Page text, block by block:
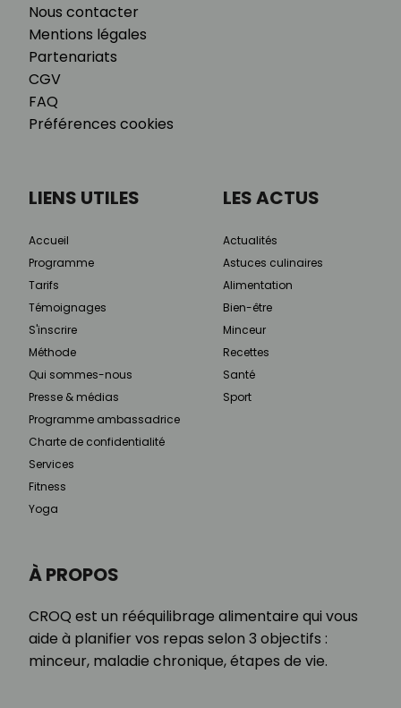
Nous contacter
Mentions légales
Partenariats
CGV
FAQ
Préférences cookies
À PROPOS
CROQ est un rééquilibrage alimentaire qui vous
aide à planifier vos repas selon 3 objectifs :
minceur, maladie chronique, étapes de vie.
LIENS UTILES
Accueil
Programme
Tarifs
Témoignages
S'inscrire
Méthode
Qui sommes-nous
Presse & médias
Programme ambassadrice
Charte de confidentialité
Services
Fitness
Yoga
LES ACTUS
Actualités
Astuces culinaires
Alimentation
Bien-être
Minceur
Recettes
Santé
Sport